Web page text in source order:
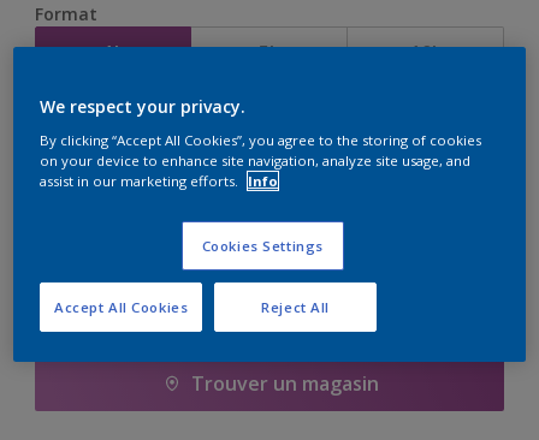
Format
1L 5L 10L
Quantité Calculateur de peinture
Calculer
Achetez chez un revendeur
Ajouter à la liste d’achats
Trouver un magasin
We respect your privacy.
By clicking “Accept All Cookies”, you agree to the storing of cookies
on your device to enhance site navigation, analyze site usage, and
assist in our marketing efforts.
Info
Cookies Settings
Reject All
Accept All Cookies